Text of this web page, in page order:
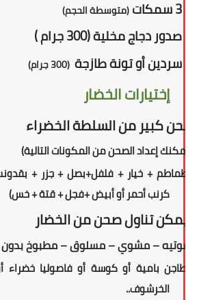
(متوسطة الحجم)
صدور دجاج مخلية (300 جرام )
سردين أو تونة طازجة (300 جرام)
إختيارات الخضار
صحن كبير من السلطة الخضراء
يمكنك إعداد الصحن من المكونات التالية)
(طماطم + خيار + فلفل+بصل + جزر +
كرنب أحمر أو أبيض +فجل + قتة + خس)
ويمكن تناولصحنمن الخضار
(سوتيه – مشوي – مسلوق – مطبوخ
(طاجن بامية أو كوسة أو فاصوليا خضراء
الخرشوف..